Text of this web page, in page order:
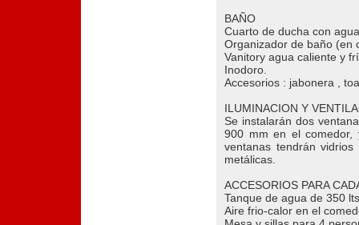
BAÑO
Cuarto de ducha con
Organizador de baño (en
Vanitory agua caliente y
Inodoro.
Accesorios : jabonera ,
ILUMINACION Y
Se instalarán dos
900 mm en el
ventanas tendrán
metálicas.
ACCESORIOS PARA
Tanque de agua de 350
Aire frio-calor en el